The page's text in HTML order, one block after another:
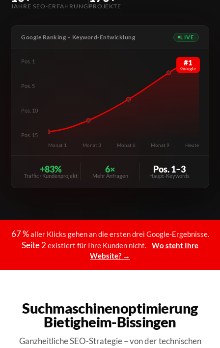
JAHRE SEO-ERFAHRUNGPROJEKTE
Google Ranking – Keyword-Entwicklung LIVE
Pos. 1
Pos. 5
Pos. 10
Pos. 15
#1
Google
Monat 1 Monat 3 Monat 6 Monat 9 Heute
+83%
Traffic · Kundenprojekt
6×
Mehr Anfragen
Pos. 1–3
Haupt-Keywords
67 %aller Klicks gehen an die ersten drei Google-Ergebnisse.
Seite 2 existiert für Ihre Kunden nicht.
Wo steht Ihre
Website? →
Suchmaschinenoptimierung
Bietigheim-Bissingen
Ganzheitliche SEO-Strategie – von der technischen